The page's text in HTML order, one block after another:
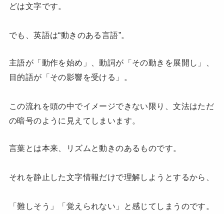
どは文字です。
でも、英語は“動きのある言語”。
主語が「動作を始め」、動詞が「その動きを展開し」、
目的語が「その影響を受ける」。
この流れを頭の中でイメージできない限り、文法はただ
の暗号のように見えてしまいます。
言葉とは本来、リズムと動きのあるものです。
それを静止した文字情報だけで理解しようとするから、
「難しそう」「覚えられない」と感じてしまうのです。